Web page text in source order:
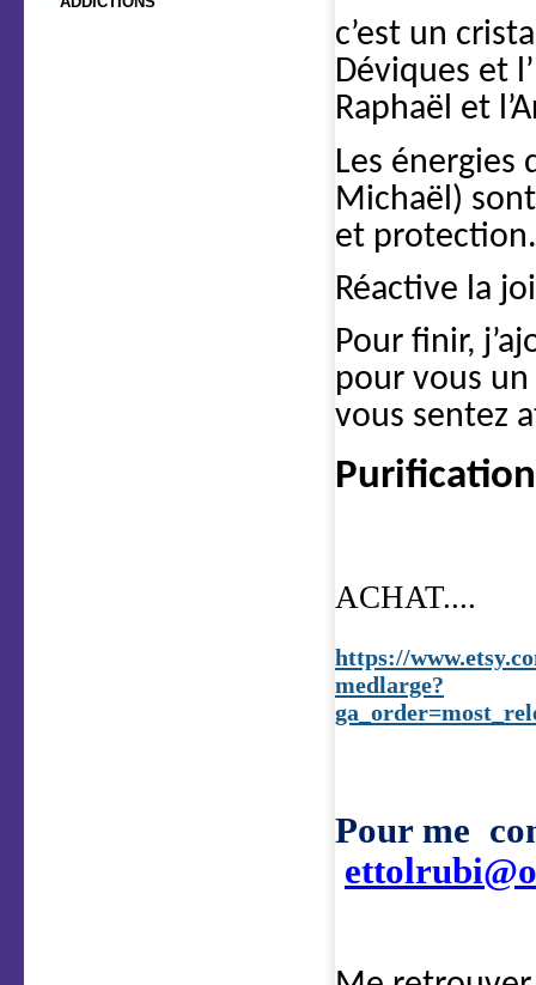
c’est un
Déviques et
Raphaël et
Les énergies
Michaël)
et protection.
Réactive la
Pour finir,
pour vous
vous sentez
ACHAT....
https://
medlarge?
Pour me